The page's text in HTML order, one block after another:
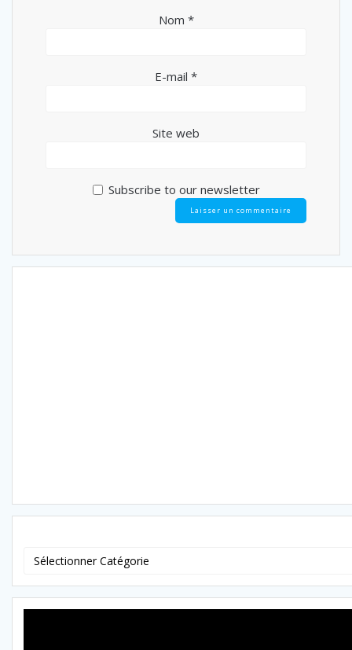
Nom *
E-mail *
Site web
Subscribe to our newsletter